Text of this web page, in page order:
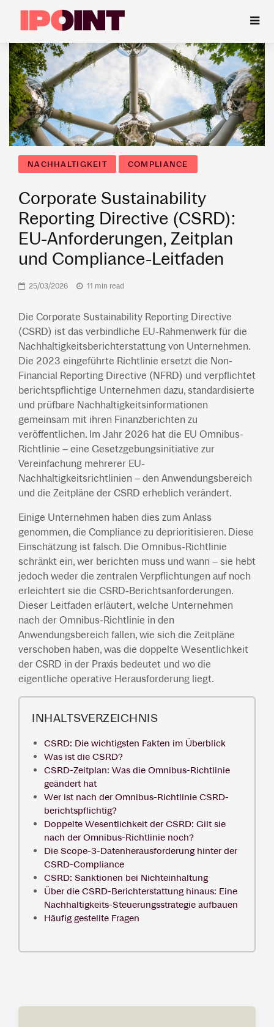
NACHHALTIGKEIT COMPLIANCE
Corporate Sustainability
Reporting Directive (CSRD):
EU-Anforderungen, Zeitplan
und Compliance-Leitfaden
25/03/2026 11 min read
Die Corporate Sustainability Reporting Directive
(CSRD) ist das verbindliche EU-Rahmenwerk für die
Nachhaltigkeitsberichterstattung von Unternehmen.
Die 2023 eingeführte Richtlinie ersetzt die Non-
Financial Reporting Directive (NFRD) und verpflichtet
berichtspflichtige Unternehmen dazu, standardisierte
und prüfbare Nachhaltigkeitsinformationen
gemeinsam mit ihren Finanzberichten zu
veröffentlichen. Im Jahr 2026 hat die EU Omnibus-
Richtlinie – eine Gesetzgebungsinitiative zur
Vereinfachung mehrerer EU-
Nachhaltigkeitsrichtlinien – den Anwendungsbereich
und die Zeitpläne der CSRD erheblich verändert.
Einige Unternehmen haben dies zum Anlass
genommen, die Compliance zu deprioritisieren. Diese
Einschätzung ist falsch. Die Omnibus-Richtlinie
schränkt ein, wer berichten muss und wann – sie hebt
jedoch weder die zentralen Verpflichtungen auf noch
erleichtert sie die CSRD-Berichtsanforderungen.
Dieser Leitfaden erläutert, welche Unternehmen
nach der Omnibus-Richtlinie in den
Anwendungsbereich fallen, wie sich die Zeitpläne
verschoben haben, was die doppelte Wesentlichkeit
der CSRD in der Praxis bedeutet und wo die
eigentliche operative Herausforderung liegt.
INHALTSVERZEICHNIS
CSRD: Die wichtigsten Fakten im Überblick
Was ist die CSRD?
CSRD-Zeitplan: Was die Omnibus-Richtlinie
geändert hat
Wer ist nach der Omnibus-Richtlinie CSRD-
berichtspflichtig?
Doppelte Wesentlichkeit der CSRD: Gilt sie
nach der Omnibus-Richtlinie noch?
Die Scope-3-Datenherausforderung hinter der
CSRD-Compliance
CSRD: Sanktionen bei Nichteinhaltung
Über die CSRD-Berichterstattung hinaus: Eine
Nachhaltigkeits-Steuerungsstrategie aufbauen
Häufig gestellte Fragen